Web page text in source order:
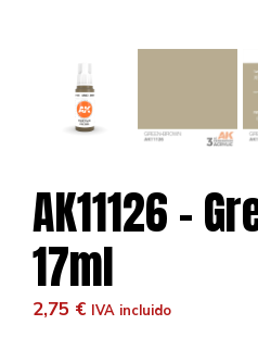
AK11126 –
17ml
2,75 € IVA incluido